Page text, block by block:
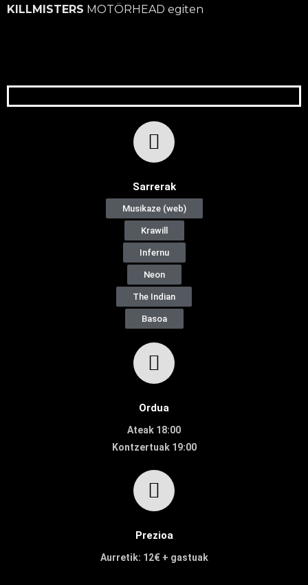
KILLMISTERS MOTÖRHEAD egiten
Sarrerak
Musikaze (web)
Krawill
Infernu
Neon
The Indian
Basoa
Ordua
Ateak 18:00
Kontzertuak 19:00
Prezioa
Aurretik: 12€ + gastuak